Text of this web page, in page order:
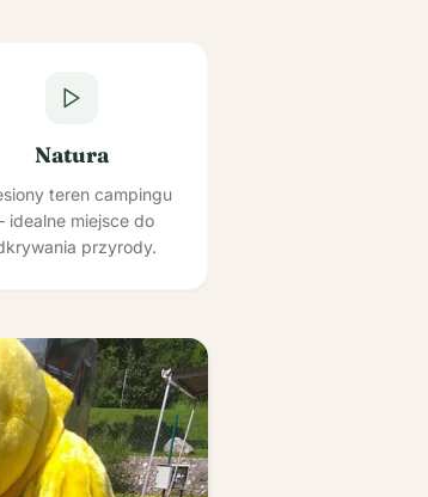
Natura
teren campingu
idealne miejsce do
przyrody.